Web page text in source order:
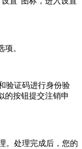
。
验证码进行身份验
的按钮提交注销申
。处理完成后，您的